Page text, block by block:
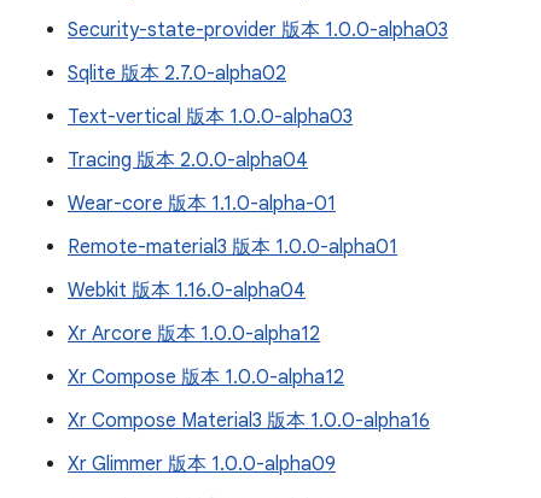
Security-state-provider 版本 1.0.0-alpha03
Sqlite 版本 2.7.0-alpha02
Text-vertical 版本 1.0.0-alpha03
Tracing 版本 2.0.0-alpha04
Wear-core 版本 1.1.0-alpha-01
Remote-material3 版本 1.0.0-alpha01
Webkit 版本 1.16.0-alpha04
Xr Arcore 版本 1.0.0-alpha12
Xr Compose 版本 1.0.0-alpha12
Xr Compose Material3 版本 1.0.0-alpha16
Xr Glimmer 版本 1.0.0-alpha09